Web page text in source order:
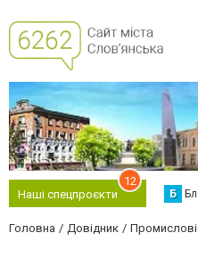
Наші спецпроєкти
12
Б
Головна Довідник